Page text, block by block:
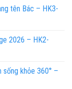
tên Bác – HK3-
2026 – HK2-
sống khỏe 360° –